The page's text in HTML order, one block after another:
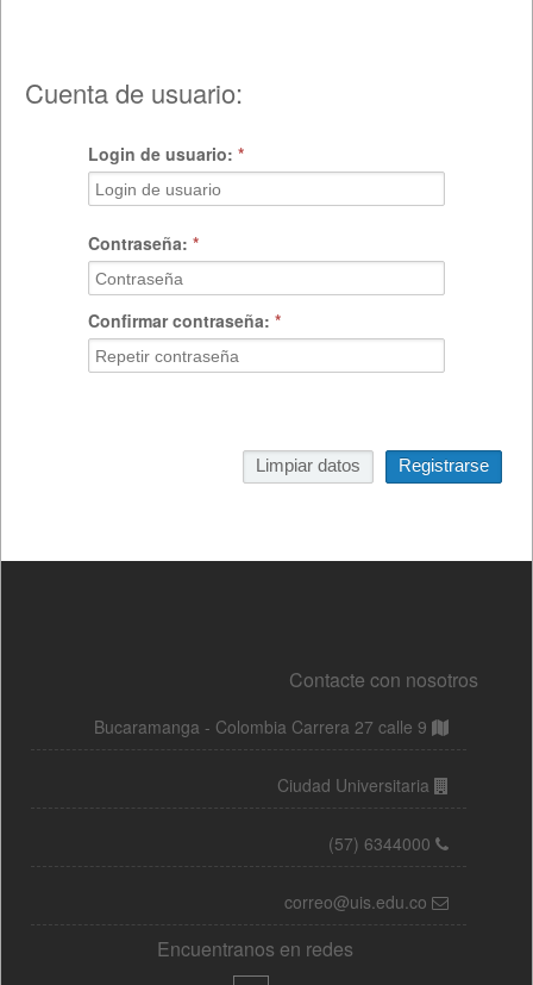
Contacte con nosotros
Bucaramanga - Colombia Carrera 27 calle 9
Ciudad Universitaria
(57) 6344000
correo@uis.edu.co
Encuentranos en redes